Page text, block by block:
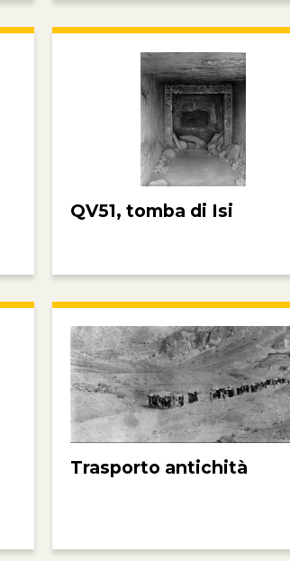
QV51, tomba di Isi
Trasporto antichità